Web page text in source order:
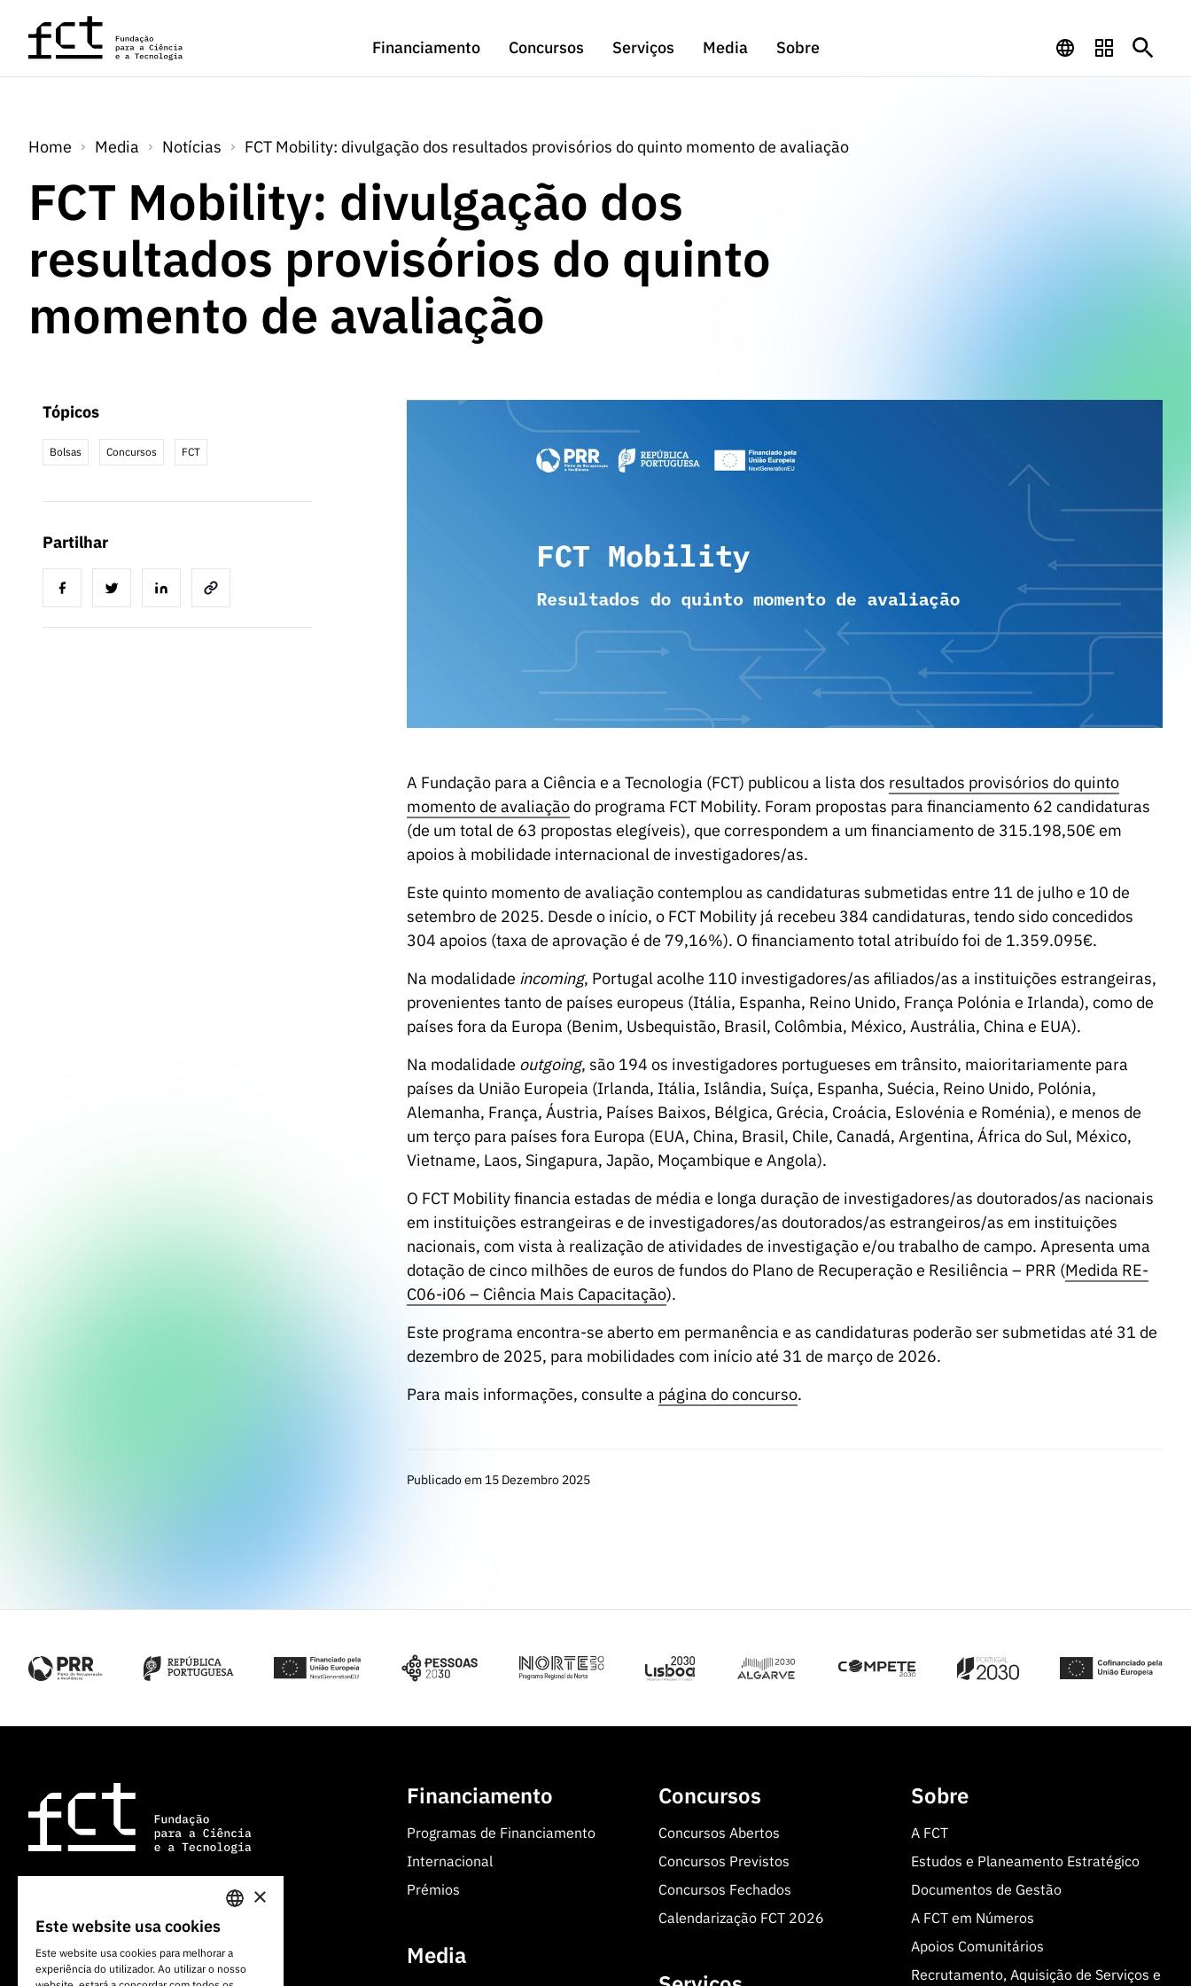
Saltar para o conteúdo principal
Financiamento
Concursos Serviços Media Sobre
Home Media Notícias FCT Mobility: divulgação dos resultados provisórios do quinto momento de avaliação
FCT Mobility: divulgação dos
resultados provisórios do quinto
momento de avaliação
Tópicos
Bolsas Concursos FCT
Partilhar
A Fundação para a Ciência e a Tecnologia (FCT) publicou a lista dos resultados provisórios do quinto
momento de avaliaçãodo programa FCT Mobility. Foram propostas para financiamento 62 candidaturas
(de um total de 63 propostas elegíveis), que correspondem a um financiamento de 315.198,50€ em
apoios à mobilidade internacional de investigadores/as.
Este quinto momento de avaliação contemplou as candidaturas submetidas entre 11 de julho e 10 de
setembro de 2025. Desde o início, o FCT Mobility já recebeu 384 candidaturas, tendo sido concedidos
304 apoios (taxa de aprovação é de 79,16%). O financiamento total atribuído foi de 1.359.095€.
Na modalidade incoming, Portugal acolhe 110 investigadores/as afiliados/as a instituições estrangeiras,
provenientes tanto de países europeus (Itália, Espanha, Reino Unido, França Polónia e Irlanda), como de
países fora da Europa (Benim, Usbequistão, Brasil, Colômbia, México, Austrália, China e EUA).
Na modalidade outgoing, são 194 os investigadores portugueses em trânsito, maioritariamente para
países da União Europeia (Irlanda, Itália, Islândia, Suíça, Espanha, Suécia, Reino Unido, Polónia,
Alemanha, França, Áustria, Países Baixos, Bélgica, Grécia, Croácia, Eslovénia e Roménia), e menos de
um terço para países fora Europa (EUA, China, Brasil, Chile, Canadá, Argentina, África do Sul, México,
Vietname, Laos, Singapura, Japão, Moçambique e Angola).
O FCT Mobility financia estadas de média e longa duração de investigadores/as doutorados/as nacionais
em instituições estrangeiras e de investigadores/as doutorados/as estrangeiros/as em instituições
nacionais, com vista à realização de atividades de investigação e/ou trabalho de campo. Apresenta uma
dotação de cinco milhões de euros de fundos do Plano de Recuperação e Resiliência – PRR (Medida RE-
C06-i06 – Ciência Mais Capacitação).
Este programa encontra-se aberto em permanência e as candidaturas poderão ser submetidas até 31 de
dezembro de 2025, para mobilidades com início até 31 de março de 2026.
Para mais informações, consulte a página do concurso.
Publicado em 15 Dezembro 2025
Av. do Brasil, 101
+351 213 924 300
Financiamento
Programas de Financiamento
Internacional
Prémios
Media
Concursos
Concursos Abertos
Concursos Previstos
Concursos Fechados
Calendarização FCT 2026
Sobre
A FCT
Estudos e Planeamento Estratégico
Documentos de Gestão
A FCT em Números
Apoios Comunitários
Recrutamento, Aquisição de Serviços e
PORTUGUESE
ENGLISH
×
Este website usa cookies
Este website usa cookies para melhorar a
experiência do utilizador. Ao utilizar o nosso